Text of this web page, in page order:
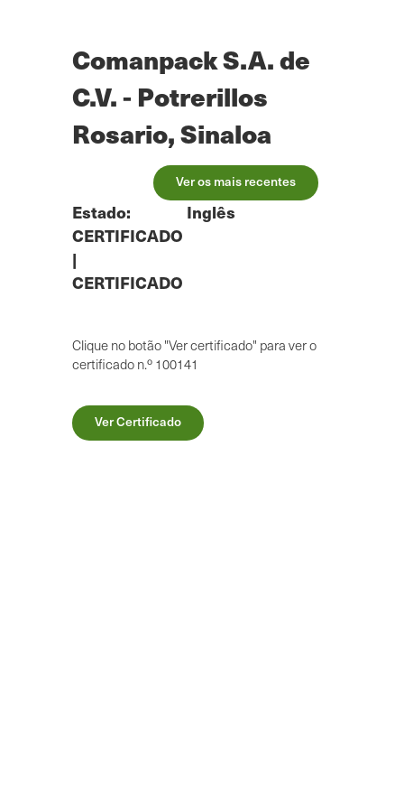
Comanpack S.A. de
C.V. - Potrerillos
Rosario, Sinaloa
Ver os mais recentes
Estado:
CERTIFICADO
|
CERTIFICADO
Inglês
Clique no botão "Ver certificado" para ver o
certificado n.º 100141
Ver Certificado